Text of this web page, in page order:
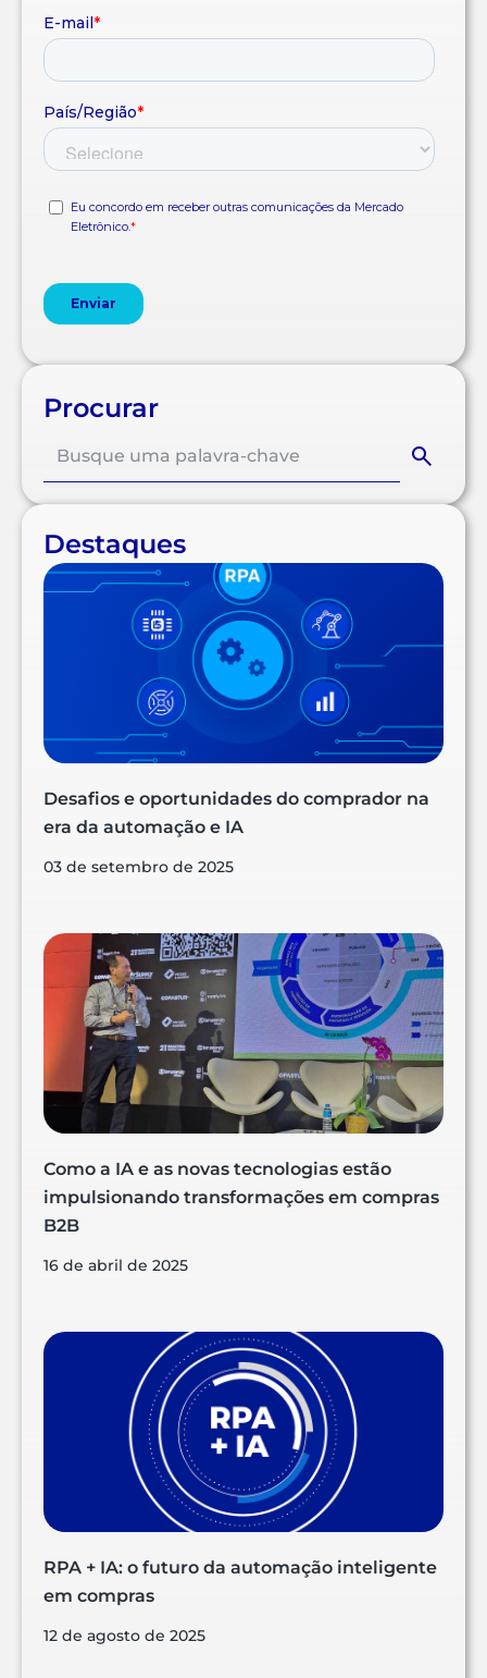
Procurar
Destaques
Desafios e oportunidades do comprador na
era da automação e IA
03 de setembro de 2025
Como a IA e as novas tecnologias estão
impulsionando transformações em compras
B2B
16 de abril de 2025
RPA + IA: o futuro da automação inteligente
em compras
12 de agosto de 2025